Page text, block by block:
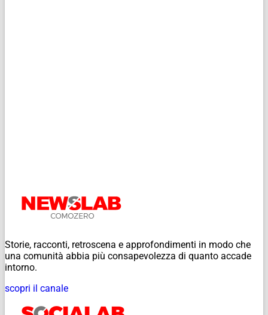
Storie, racconti, retroscena e approfondimenti in modo che
una comunità abbia più consapevolezza di quanto accade
intorno.
scopri il canale